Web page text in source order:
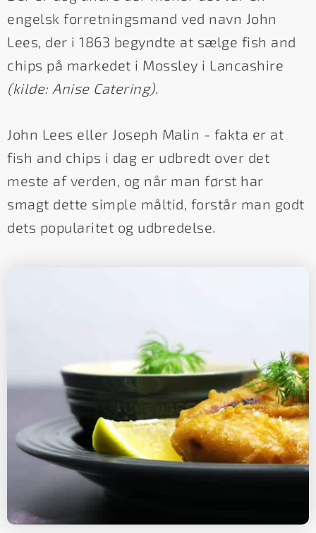
engelsk forretningsmand ved navn John
Lees, der i 1863 begyndte at sælge fish and
chips på markedet i Mossley i Lancashire
(kilde: Anise Catering).
John Lees eller Joseph Malin - fakta er at
fish and chips i dag er udbredt over det
meste af verden, og når man først har
smagt dette simple måltid, forstår man godt
dets popularitet og udbredelse.